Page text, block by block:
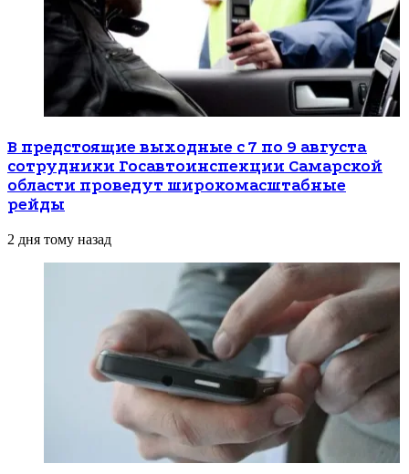
В предстоящие выходные с 7 по 9 августа
сотрудники Госавтоинспекции Самарской
области проведут широкомасштабные
рейды
2 дня тому назад